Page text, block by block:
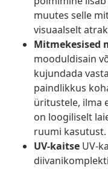
muutes selle
visuaalselt
Mitmekesised
mooduldisain
kujundada
paindlikkus
üritustele, ilma
on loogiliselt
ruumi kasutust.
UV-kaitse UV-